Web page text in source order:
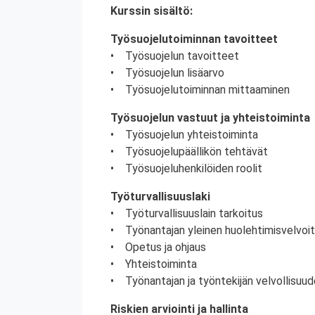
Kurssin sisältö:
Työsuojelutoiminnan tavoitteet
• Työsuojelun tavoitteet
• Työsuojelun lisäarvo
• Työsuojelutoiminnan mittaaminen
Työsuojelun vastuut ja yhteistoiminta
• Työsuojelun yhteistoiminta
• Työsuojelupäällikön tehtävät
• Työsuojeluhenkilöiden roolit
Työturvallisuuslaki
• Työturvallisuuslain tarkoitus
• Työnantajan yleinen
• Opetus ja ohjaus
• Yhteistoiminta
• Työnantajan ja työntekijän
Riskien arviointi ja hallinta